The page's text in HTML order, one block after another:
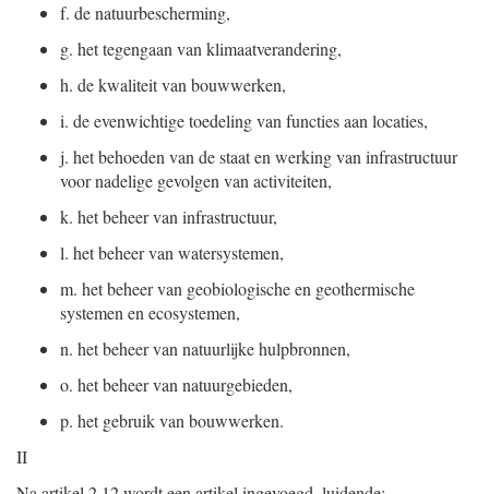
f. de natuurbescherming,
g. het tegengaan van klimaatverandering,
h. de kwaliteit van bouwwerken,
i. de evenwichtige toedeling van functies aan locaties,
j. het behoeden van de staat en werking van infrastructuur
voor nadelige gevolgen van activiteiten,
k. het beheer van infrastructuur,
l. het beheer van watersystemen,
m. het beheer van geobiologische en geothermische
systemen en ecosystemen,
n. het beheer van natuurlijke hulpbronnen,
o. het beheer van natuurgebieden,
p. het gebruik van bouwwerken.
II